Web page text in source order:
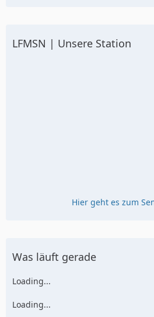
LFMSN | Unsere Station
Hier geht es zum
Was läuft gerade
Loading...
Loading...